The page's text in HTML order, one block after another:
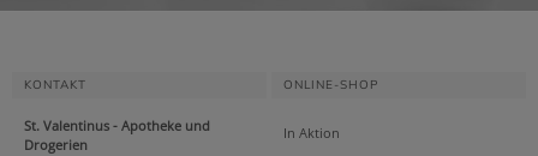
KONTAKT
St. Valentinus - Apotheke und
Drogerien
ONLINE-SHOP
In Aktion